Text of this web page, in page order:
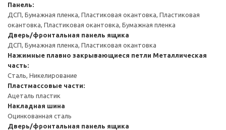
Панель:
ДСП, Бумажная пленка, Пластиковая окантовка, Пластиковая
окантовка, Пластиковая окантовка, Бумажная пленка
Дверь/фронтальная панель ящика
ДСП, Бумажная пленка, Пластиковая окантовка
Нажимные плавно закрывающиеся петли Металлическая
часть:
Сталь, Никелирование
Пластмассовые части:
Ацеталь пластик
Накладная шина
Оцинкованная сталь
Дверь/фронтальная панель ящика